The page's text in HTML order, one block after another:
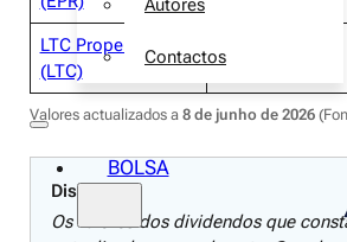
Autores
Contactos
BOLSA
LTC Properties
(LTC)
Valores actualizados a 8 de junho de 2026
Disclaimer
Os valores dos dividendos que